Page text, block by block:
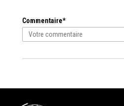
Commentaire*